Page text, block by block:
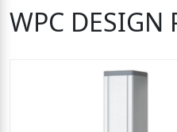
WPC